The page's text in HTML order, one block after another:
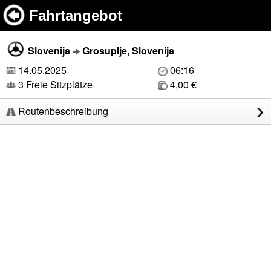
Fahrtangebot
Slovenija
Grosuplje, Slovenija
14.05.2025
06:16
3 Freie Sitzplätze
4,00 €
Routenbeschreibung